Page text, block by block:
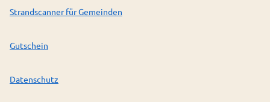
Strandscanner für Gemeinden
Gutschein
Datenschutz